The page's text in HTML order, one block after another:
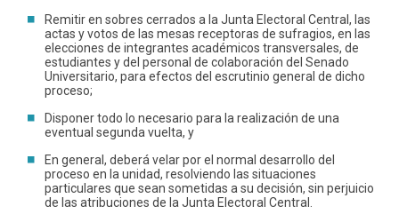
Remitir en sobres cerrados a la Junta Electoral Central, las
actas y votos de las mesas receptoras de sufragios, en las
elecciones de integrantes académicos transversales, de
estudiantes y del personal de colaboración del Senado
Universitario, para efectos del escrutinio general de dicho
proceso;
Disponer todo lo necesario para la realización de una
eventual segunda vuelta, y
En general, deberá velar por el normal desarrollo del
proceso en la unidad, resolviendo las situaciones
particulares que sean sometidas a su decisión, sin perjuicio
de las atribuciones de la Junta Electoral Central.